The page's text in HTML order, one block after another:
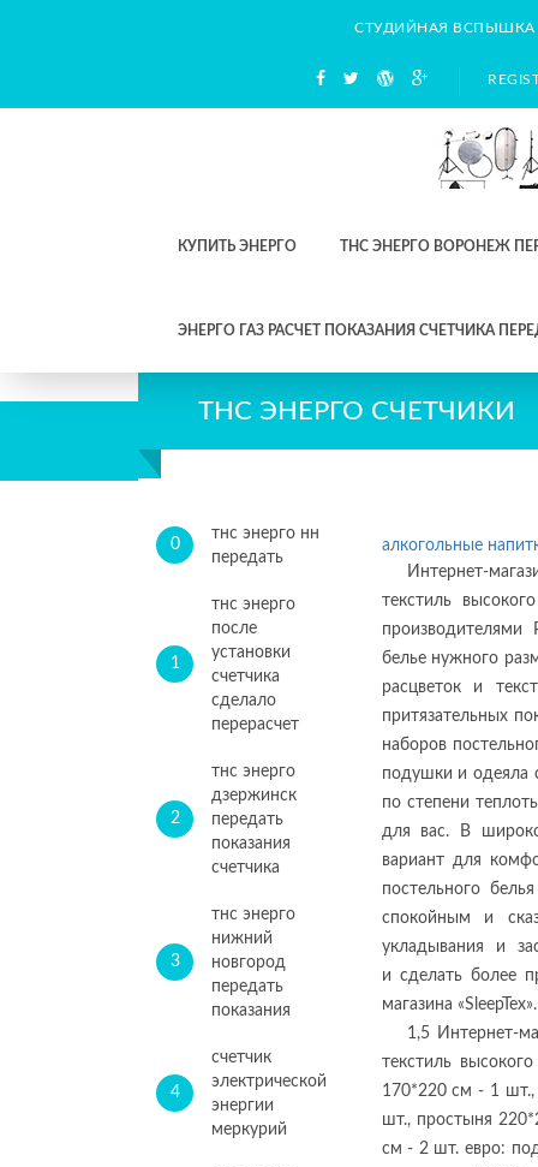
СТУДИЙНАЯ ВСПЫШКА
КУПИТЬ ЭНЕРГО ТНС ЭНЕРГО ВОРОНЕЖ
ЭНЕРГО ГАЗ РАСЧЕТ ПОКАЗАНИЯ СЧЕТЧИКА
ТНС ЭНЕРГО СЧЕТЧИКИ
0
тнс энерго нн
передать
1
тнс энерго
после
установки
счетчика
сделало
перерасчет
2
тнс энерго
дзержинск
передать
показания
счетчика
3
тнс энерго
нижний
новгород
передать
показания
4
счетчик
электрической
энергии
меркурий
алкогольные
Интернет-
текстиль
белье нужного
расцветок и
притязательных
наборов
подушки и одеяла
по степени
для вас. В
вариант для
постельного
спокойным и
укладывания и
и сделать более
магазина «SleepTex».
1,5 Интернет-
текстиль
170*220 см - 1
шт., простыня
см - 2 шт. евро: